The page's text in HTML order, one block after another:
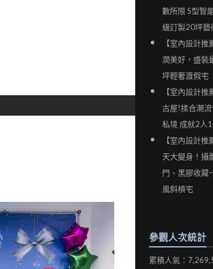
數所限 S型智
級訂製20坪藝
【室內設計
潤美好，盛裝
坪輕奢渡假宅
【室內設計
古屋!揉合潮
私境 成就2人
【室內設計
天大變身！攝
門、黑膠收藏
風斜槓宅
參觀人次統計
累積人氣：